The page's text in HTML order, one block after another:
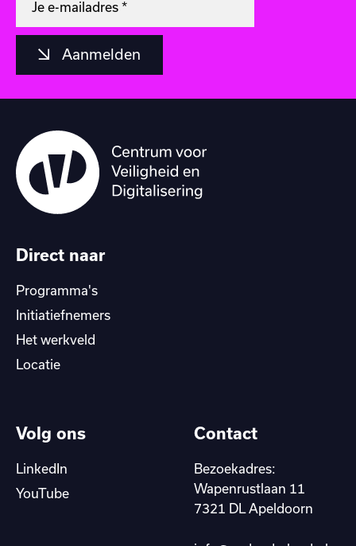
Aanmelden
Direct naar
Programma's
Initiatiefnemers
Het werkveld
Locatie
Volg ons
LinkedIn
YouTube
Contact
Bezoekadres:
Wapenrustlaan 11
7321 DL Apeldoorn